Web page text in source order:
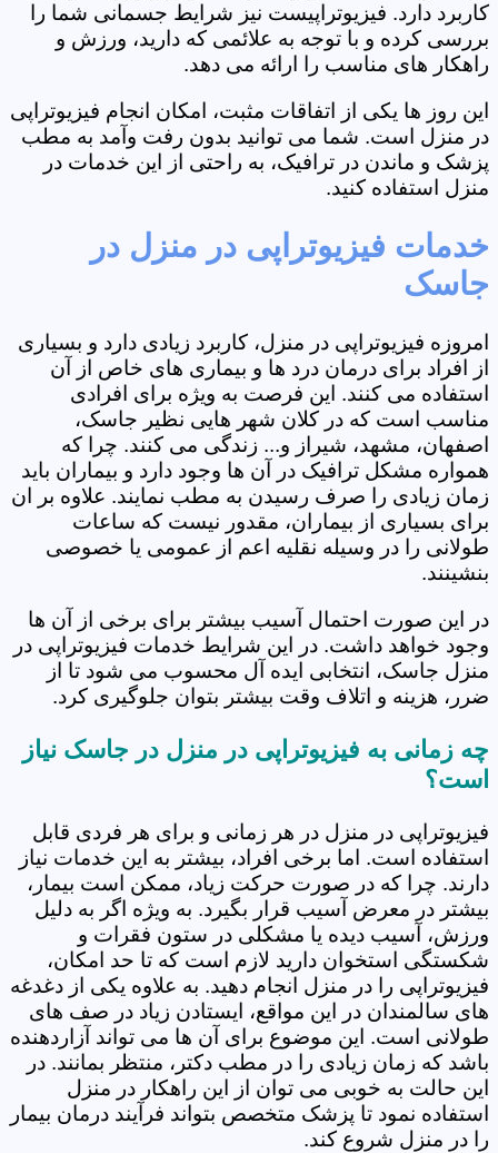
کاربرد دارد. فیزیوتراپیست نیز شرایط جسمانی شما را
بررسی کرده و با توجه به علائمی که دارید، ورزش و
راهکار های مناسب را ارائه می دهد.
این روز ها یکی از اتفاقات مثبت، امکان انجام فیزیوتراپی
در منزل است. شما می توانید بدون رفت وآمد به مطب
پزشک و ماندن در ترافیک، به راحتی از این خدمات در
منزل استفاده کنید.
خدمات فیزیوتراپی در منزل در
جاسک
امروزه فیزیوتراپی در منزل، کاربرد زیادی دارد و بسیاری
از افراد برای درمان درد ها و بیماری های خاص از آن
استفاده می کنند. این فرصت به ویژه برای افرادی
مناسب است که در کلان شهر هایی نظیر جاسک،
اصفهان، مشهد، شیراز و... زندگی می کنند. چرا که
همواره مشکل ترافیک در آن ها وجود دارد و بیماران باید
زمان زیادی را صرف رسیدن به مطب نمایند. علاوه بر ان
برای بسیاری از بیماران، مقدور نیست که ساعات
طولانی را در وسیله نقلیه اعم از عمومی یا خصوصی
بنشینند.
در این صورت احتمال آسیب بیشتر برای برخی از آن ها
وجود خواهد داشت. در این شرایط خدمات فیزیوتراپی در
منزل جاسک، انتخابی ایده آل محسوب می شود تا از
ضرر، هزینه و اتلاف وقت بیشتر بتوان جلوگیری کرد.
چه زمانی به فیزیوتراپی در منزل در جاسک نیاز
است؟
فیزیوتراپی در منزل در هر زمانی و برای هر فردی قابل
استفاده است. اما برخی افراد، بیشتر به این خدمات نیاز
دارند. چرا که در صورت حرکت زیاد، ممکن است بیمار،
بیشتر در معرض آسیب قرار بگیرد. به ویژه اگر به دلیل
ورزش، آسیب دیده یا مشکلی در ستون فقرات و
شکستگی استخوان دارید لازم است که تا حد امکان،
فیزیوتراپی را در منزل انجام دهید. به علاوه یکی از دغدغه
های سالمندان در این مواقع، ایستادن زیاد در صف های
طولانی است. این موضوع برای آن ها می تواند آزاردهنده
باشد که زمان زیادی را در مطب دکتر، منتظر بمانند. در
این حالت به خوبی می توان از این راهکار در منزل
استفاده نمود تا پزشک متخصص بتواند فرآیند درمان بیمار
را در منزل شروع کند.